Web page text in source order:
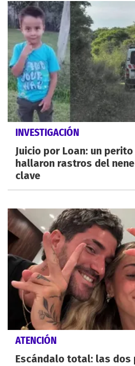
INVESTIGACIÓN
Juicio por Loan: un
hallaron rastros del
clave
ATENCIÓN
Escándalo total: las dos